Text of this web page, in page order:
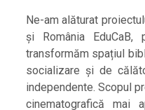
Ne-am alăturat
și România
transformăm spațiul
socializare și de
independente. Scopul
cinematografică mai